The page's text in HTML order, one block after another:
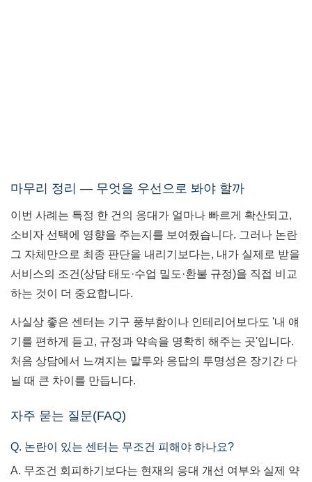
마무리 정리 — 무엇을 우선으로 봐야 할까
이번 사례는 특정 한 건의 응대가 얼마나 빠르게 확산되고,
소비자 선택에 영향을 주는지를 보여줬습니다. 그러나 논란
그 자체만으로 최종 판단을 내리기보다는, 내가 실제로 받을
서비스의 조건(상담 태도·수업 밀도·환불 규정)을 직접 비교
하는 것이 더 중요합니다.
사실상 좋은 센터는 기구 풍부함이나 인테리어보다도 '내 얘
기를 편하게 듣고, 규정과 약속을 명확히 해주는 곳'입니다.
처음 상담에서 느껴지는 말투와 응답의 투명성은 장기간 다
닐 때 큰 차이를 만듭니다.
자주 묻는 질문(FAQ)
Q. 논란이 있는 센터는 무조건 피해야 하나요?
A. 무조건 회피하기보다는 현재의 응대 개선 여부와 실제 약